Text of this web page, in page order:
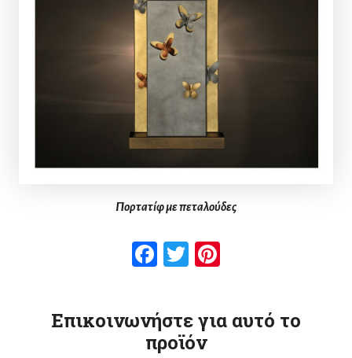
Πορτατίφ με πεταλούδες
Facebook
Twitter
Επικοινωνήστε για αυτό το
προϊόν